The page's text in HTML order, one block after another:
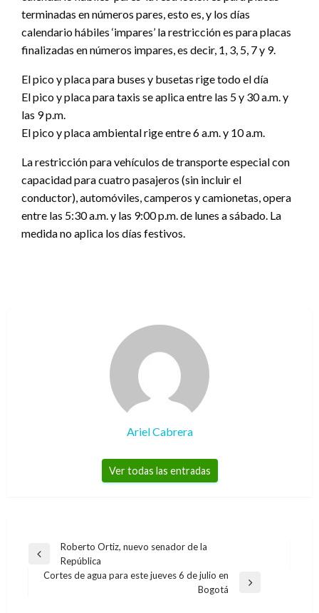
terminadas en números pares, esto es, y los días
calendario hábiles ‘impares’ la restricción es para placas
finalizadas en números impares, es decir, 1, 3, 5, 7 y 9.
El pico y placa para buses y busetas rige todo el día
El pico y placa para taxis se aplica entre las 5 y 30 a.m. y
las 9 p.m.
El pico y placa ambiental rige entre 6 a.m. y 10 a.m.
La restricción para vehículos de transporte especial con
capacidad para cuatro pasajeros (sin incluir el
conductor), automóviles, camperos y camionetas, opera
entre las 5:30 a.m. y las 9:00 p.m. de lunes a sábado. La
medida no aplica los días festivos.
Ariel Cabrera
Ver todas las entradas
Navegación
Entrada
anterior
Roberto Ortiz, nuevo senador de la
República
Cortes de agua para este jueves 6 de julio en
Bogotá